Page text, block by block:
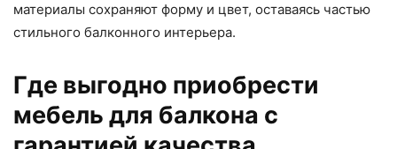
материалы сохраняют форму и цвет, оставаясь частью
стильного балконного интерьера.
Где выгодно приобрести
мебель для балкона с